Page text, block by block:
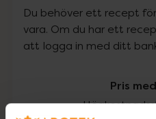
Du behöver ett recept
vara. Om du har ett
att logga in med ditt
Pris